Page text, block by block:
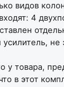
видов
4
у товара,
в этот